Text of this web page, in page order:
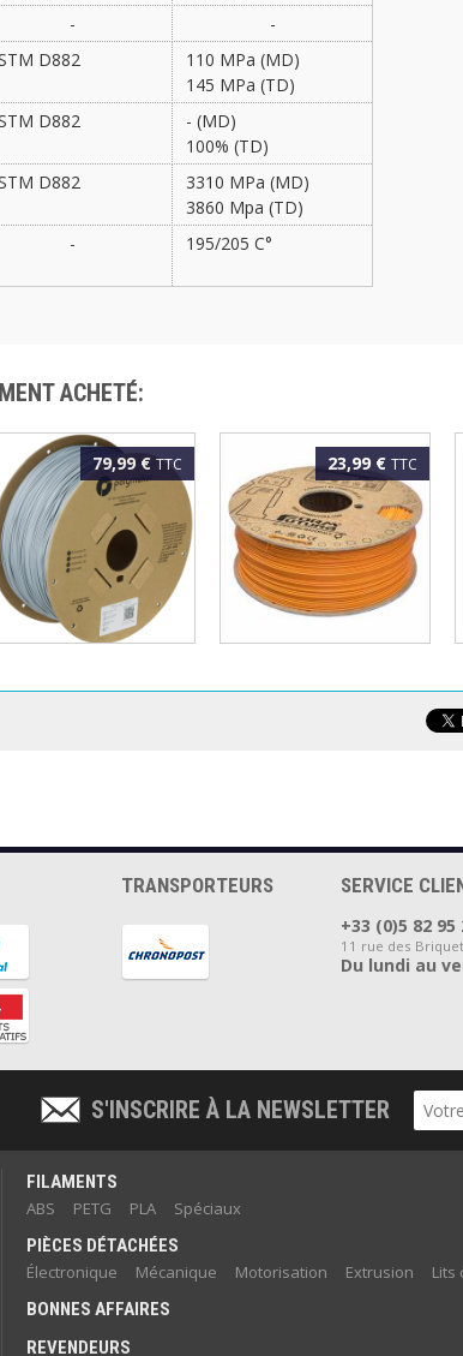
-
-
D882
110 MPa (MD)
145 MPa (TD)
D882
- (MD)
100% (TD)
D882
3310 MPa (MD)
3860 Mpa (TD)
- 195/205 C°
ACHETÉ:
79,99 €TTC
1.75MM
23,99 € TTC
EASYFIL 1.75MM
TRANSPORTEURS SERVICE
+33 (0)5 82
11 rue des
Du lundi au
S'INSCRIRE À LA NEWSLETTER
FILAMENTS
ABS
PETG PLA
Spéciaux
PIÈCES DÉTACHÉES
Électronique
Mécanique Motorisation Extrusion Lits
BONNES AFFAIRES
REVENDEURS